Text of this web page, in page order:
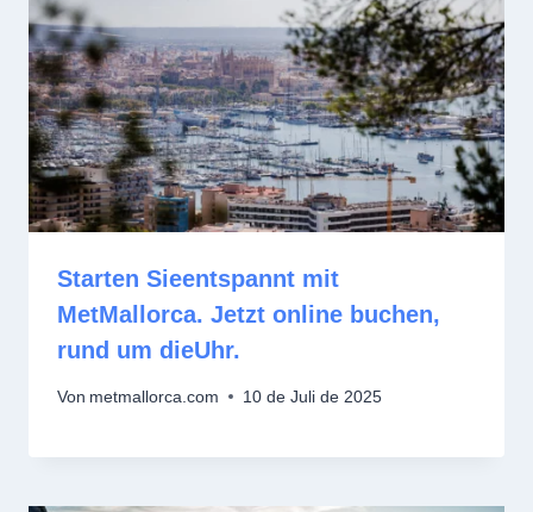
Starten Sieentspannt mit
MetMallorca. Jetzt online buchen,
rund um dieUhr.
Von metmallorca.com 10 de Juli de 2025